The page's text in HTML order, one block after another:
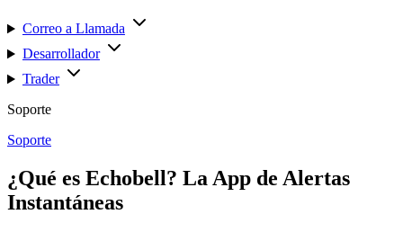
Correo a Llamada
Desarrollador
Trader
Soporte
Soporte
¿Qué es Echobell? La App de Alertas
Instantáneas